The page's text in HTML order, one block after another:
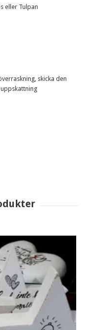
eller Tulpan
skicka den